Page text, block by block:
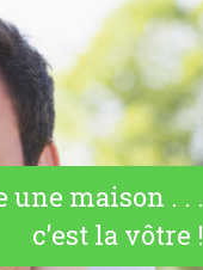
une maison . . .
c'est la vôtre !